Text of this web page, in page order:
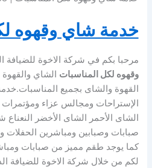
خدمة شاي وقهوه
مرحبا بكم في شركة الاخوة للضيافة
وقهوه لكل المناسبات الشاي
القهوة والشاى بجميع
الإستراحات ومجالس عزاء ومؤتمرات
الشاى الأحمر الشاى الأخضر
صبابات وصبابين ومباشرين الحفلات
كما يوجد طقم مميز من صبابات
لكم من خلال شركة الاخوة للضيافة